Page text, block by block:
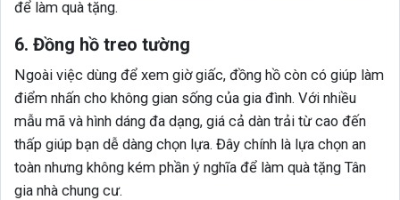
để làm quà tặng.
6. Đồng hồ treo tường
Ngoài việc dùng để xem giờ giấc, đồng hồ còn có giúp làm
điểm nhấn cho không gian sống của gia đình. Với nhiều
mẫu mã và hình dáng đa dạng, giá cả dàn trải từ cao đến
thấp giúp bạn dễ dàng chọn lựa. Đây chính là lựa chọn an
toàn nhưng không kém phần ý nghĩa để làm quà tặng Tân
gia nhà chung cư.